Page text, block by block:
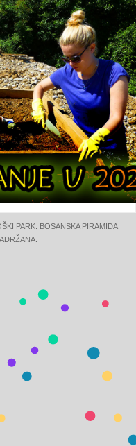
PARK: BOSANSKA PIRAMIDA